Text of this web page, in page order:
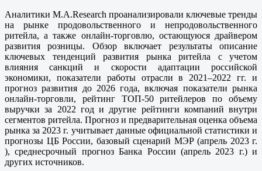
Аналитики M.A.Research проанализировали ключевые тренды
на рынке продовольственного и непродовольственного
ритейла, а также онлайн-торговлю, остающуюся драйвером
развития розницы. Обзор включает результаты описание
ключевых тенденций развития рынка ритейла с учетом
влияния санкций и скорости адаптации российской
экономики, показатели работы отрасли в 2021–2022 гг. и
прогноз развития до 2026 года, включая показатели рынка
онлайн-торговли, рейтинг ТОП-50 ритейлеров по объему
выручки за 2022 год и другие рейтинги компаний внутри
сегментов ритейла. Прогноз и предварительная оценка объема
рынка за 2023 г. учитывает данные официальной статистики и
прогнозы ЦБ России, базовый сценарий МЭР (апрель 2023 г.
), среднесрочный прогноз Банка России (апрель 2023 г.) и
других источников.